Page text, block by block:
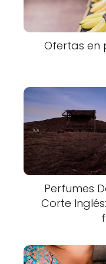
Ofertas en
Perfumes
Corte